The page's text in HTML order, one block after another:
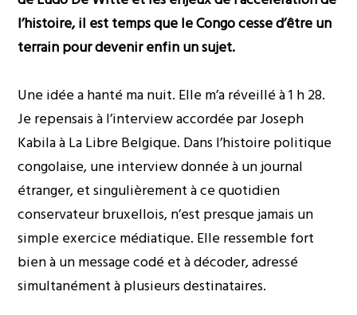
l’histoire, il est temps que le Congo cesse d’être un
terrain pour devenir enfin un sujet.
Une idée a hanté ma nuit. Elle m’a réveillé à 1 h 28.
Je repensais à l’interview accordée par Joseph
Kabila à La Libre Belgique. Dans l’histoire politique
congolaise, une interview donnée à un journal
étranger, et singulièrement à ce quotidien
conservateur bruxellois, n’est presque jamais un
simple exercice médiatique. Elle ressemble fort
bien à un message codé et à décoder, adressé
simultanément à plusieurs destinataires.